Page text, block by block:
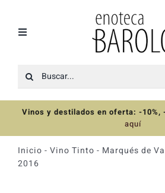
contenido
Toggle
Recomendaciones
Ofertas
Colecciones
Buscar:
Vinos y destilados en oferta: -10%,
aquí
Inicio - Vino Tinto - Marqués de
2016